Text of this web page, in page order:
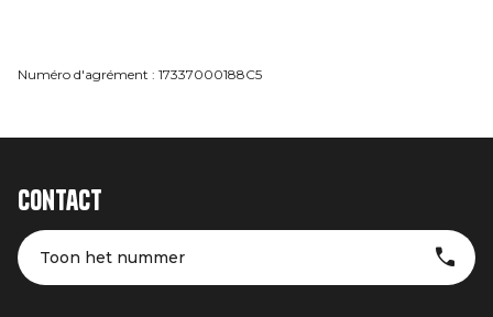
Numéro d'agrément : 17337000188C5
Contact
Toon het nummer